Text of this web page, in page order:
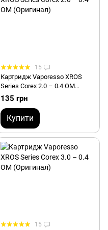
15
Картридж Vaporesso XROS
Series Corex 2.0 – 0.4 ОМ
(Оригінал)
135 грн
Купити
15